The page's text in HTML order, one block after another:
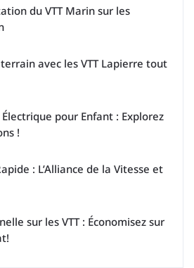
du VTT Marin sur les
avec les VTT Lapierre tout
pour Enfant : Explorez
!
: L’Alliance de la Vitesse et
sur les VTT : Économisez sur